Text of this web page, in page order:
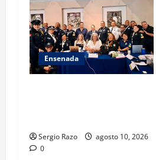
Ensenada
Sergio Razo
agosto 10, 2026
0